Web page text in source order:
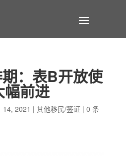
：表B开放使
前进
14, 2021 | 其他移民/签证 | 0 条